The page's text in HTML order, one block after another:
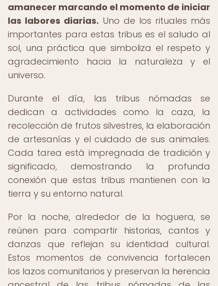
amanecer marcando el momento de iniciar
las labores diarias. Uno de los rituales más
importantes para estas tribus es el saludo al
sol, una práctica que simboliza el respeto y
agradecimiento hacia la naturaleza y el
universo.
Durante el día, las tribus nómadas se
dedican a actividades como la caza, la
recolección de frutos silvestres, la elaboración
de artesanías y el cuidado de sus animales.
Cada tarea está impregnada de tradición y
significado, demostrando la profunda
conexión que estas tribus mantienen con la
tierra y su entorno natural.
Por la noche, alrededor de la hoguera, se
reúnen para compartir historias, cantos y
danzas que reflejan su identidad cultural.
Estos momentos de convivencia fortalecen
los lazos comunitarios y preservan la herencia